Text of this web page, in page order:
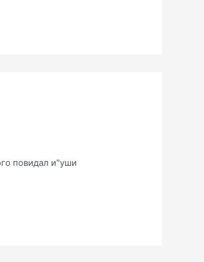
повидал и"уши